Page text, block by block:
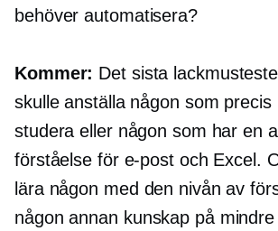
behöver automatisera?
Kommer: Det sista
skulle anställa någon som precis
studera eller någon som har en
förståelse för e-post och Excel.
lära någon med den nivån av
någon annan kunskap på